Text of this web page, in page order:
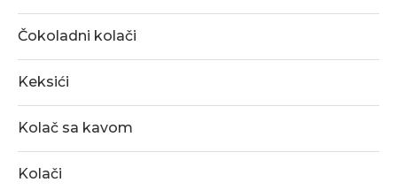
Čokoladni kolači
Keksići
Kolač sa kavom
Kolači